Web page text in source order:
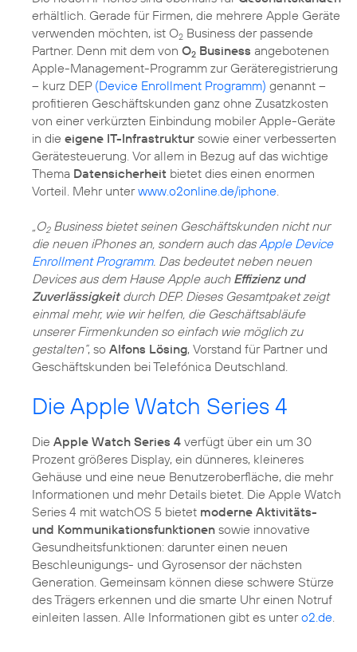
erhältlich. Gerade für Firmen, die mehrere Apple Geräte
verwenden möchten, ist O2 Business der passende
Partner. Denn mit dem von O2 Business angebotenen
Apple-Management-Programm zur Geräteregistrierung
– kurz DEP (Device Enrollment Programm) genannt –
profitieren Geschäftskunden ganz ohne Zusatzkosten
von einer verkürzten Einbindung mobiler Apple-Geräte
in die eigene IT-Infrastruktur sowie einer verbesserten
Gerätesteuerung. Vor allem in Bezug auf das wichtige
Thema Datensicherheit bietet dies einen enormen
Vorteil. Mehr unterwww.o2online.de/iphone
„O2Business bietet seinen Geschäftskunden nicht nur
die neuen iPhones an, sondern auch das Apple Device
Enrollment Programm. Das bedeutet neben neuen
Devices aus dem Hause Apple auch Effizienz und
Zuverlässigkeitdurch DEP. Dieses Gesamtpaket zeigt
einmal mehr, wie wir helfen, die Geschäftsabläufe
unserer Firmenkunden so einfach wie möglich zu
gestalten“, so Alfons Lösing, Vorstand für Partner und
Geschäftskunden bei Telefónica Deutschland.
Die Apple Watch Series 4
Die Apple Watch Series 4 verfügt über ein um 30
Prozent größeres Display, ein dünneres, kleineres
Gehäuse und eine neue Benutzeroberfläche, die mehr
Informationen und mehr Details bietet. Die Apple Watch
Series 4 mit watchOS 5 bietet moderne Aktivitäts-
und Kommunikationsfunktionen sowie innovative
Gesundheitsfunktionen: darunter einen neuen
Beschleunigungs- und Gyrosensor der nächsten
Generation. Gemeinsam können diese schwere Stürze
des Trägers erkennen und die smarte Uhr einen Notruf
einleiten lassen. Alle Informationen gibt es untero2.de